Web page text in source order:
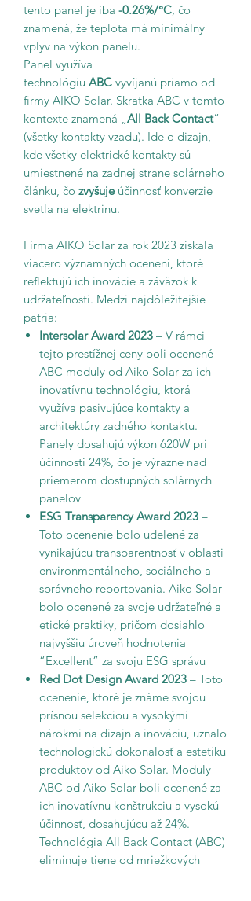
tento panel je iba -0.26%/°C, čo
znamená, že teplota má minimálny
vplyv na výkon panelu.
Panel využíva
technológiu ABC vyvíjanú priamo od
firmy AIKO Solar. Skratka ABC v tomto
kontexte znamená „All Back Contact“
(všetky kontakty vzadu). Ide o dizajn,
kde všetky elektrické kontakty sú
umiestnené na zadnej strane solárneho
článku, čo zvyšujeúčinnosť konverzie
svetla na elektrinu.
Firma AIKO Solar za rok 2023 získala
viacero významných ocenení, ktoré
reflektujú ich inovácie a záväzok k
udržateľnosti. Medzi najdôležitejšie
patria:
Intersolar Award 2023 – V rámci
tejto prestížnej ceny boli ocenené
ABC moduly od Aiko Solar za ich
inovatívnu technológiu, ktorá
využíva pasivujúce kontakty a
architektúry zadného kontaktu.
Panely dosahujú výkon 620W pri
účinnosti 24%, čo je výrazne nad
priemerom dostupných solárnych
panelov
ESG Transparency Award 2023 –
Toto ocenenie bolo udelené za
vynikajúcu transparentnosť v oblasti
environmentálneho, sociálneho a
správneho reportovania. Aiko Solar
bolo ocenené za svoje udržateľné a
etické praktiky, pričom dosiahlo
najvyššiu úroveň hodnotenia
“Excellent” za svoju ESG správu
Red Dot Design Award 2023 – Toto
ocenenie, ktoré je známe svojou
prísnou selekciou a vysokými
nárokmi na dizajn a inováciu, uznalo
technologickú dokonalosť a estetiku
produktov od Aiko Solar. Moduly
ABC od Aiko Solar boli ocenené za
ich inovatívnu konštrukciu a vysokú
účinnosť, dosahujúcu až 24%.
Technológia All Back Contact (ABC)
eliminuje tiene od mriežkových